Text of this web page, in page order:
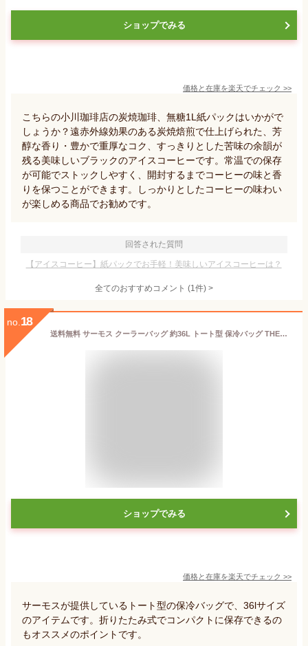
ショップでみる
価格と在庫を楽天でチェック >>
こちらの小川珈琲店の炭焼珈琲、無糖1L紙パックはいかがで
しょうか？遠赤外線効果のある炭焼焙煎で仕上げられた、芳
醇な香り・豊かで重厚なコク、すっきりとした苦味の余韻が
残る美味しいブラックのアイスコーヒーです。常温での保存
が可能でストックしやすく、開封するまでコーヒーの味と香
りを保つことができます。しっかりとしたコーヒーの味わい
が楽しめる商品でお勧めです。
回答された質問
【アイスコーヒー】紙パックでお手軽！美味しいアイスコーヒーは？
全てのおすすめコメント (1件) >
no. 18
送料無料 サーモス クーラーバッグ 約36L トート型 保冷バッグ THERMOS 保冷ビッグトートバッグ 大容量 5層断熱構造 折りたたみ式 手持ち ショルダー 肩掛け はっ水加工生地 単色 無地 お買い物 アウトドア スポーツ観戦 レジャー ブランド かばん/RFQ-036【ギフト不可】
ショップでみる
価格と在庫を楽天でチェック >>
サーモスが提供しているトート型の保冷バッグで、36lサイズ
のアイテムです。折りたたみ式でコンパクトに保存できるの
もオススメのポイントです。